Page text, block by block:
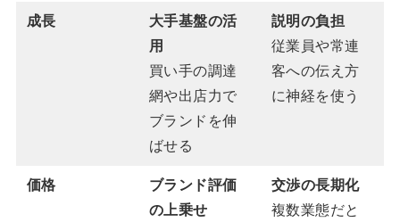
成長
大手基盤の活
用
買い手の調達
網や出店力で
ブランドを伸
ばせる
説明の負担
従業員や常連
客への伝え方
に神経を使う
価格
ブランド評価
の上乗せ
交渉の長期化
複数業態だと